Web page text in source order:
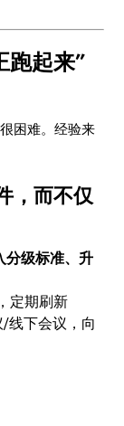
跑起来”
困难。经验来
，而不仅
分级标准、升
定期刷新
线下会议，向